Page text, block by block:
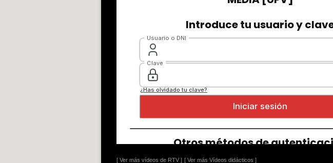
[ Ver más vídeos de RTV ] [ Ver más Vídeos didácticos ]